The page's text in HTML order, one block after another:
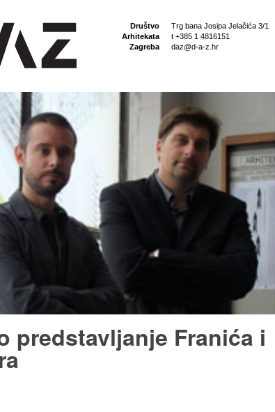
Društvo
Arhitekata
Zagreba
Trg bana Josipa Jelačića 3/1
t +385 1 4816151
daz@d-a-z.hr
predstavljanje Franića i